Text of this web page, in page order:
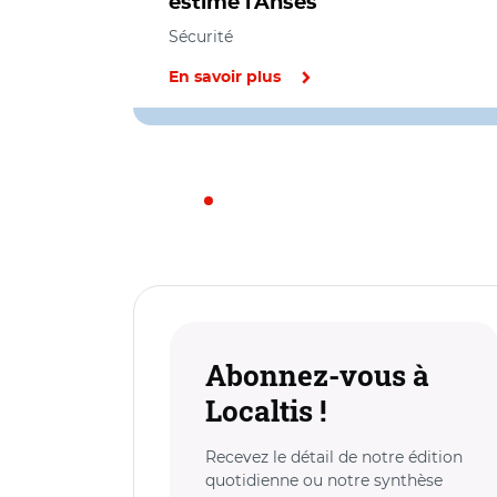
Sécurité
En savoir plus
Abonnez-vous à
Localtis !
Recevez le détail de notre édition
quotidienne ou notre synthèse